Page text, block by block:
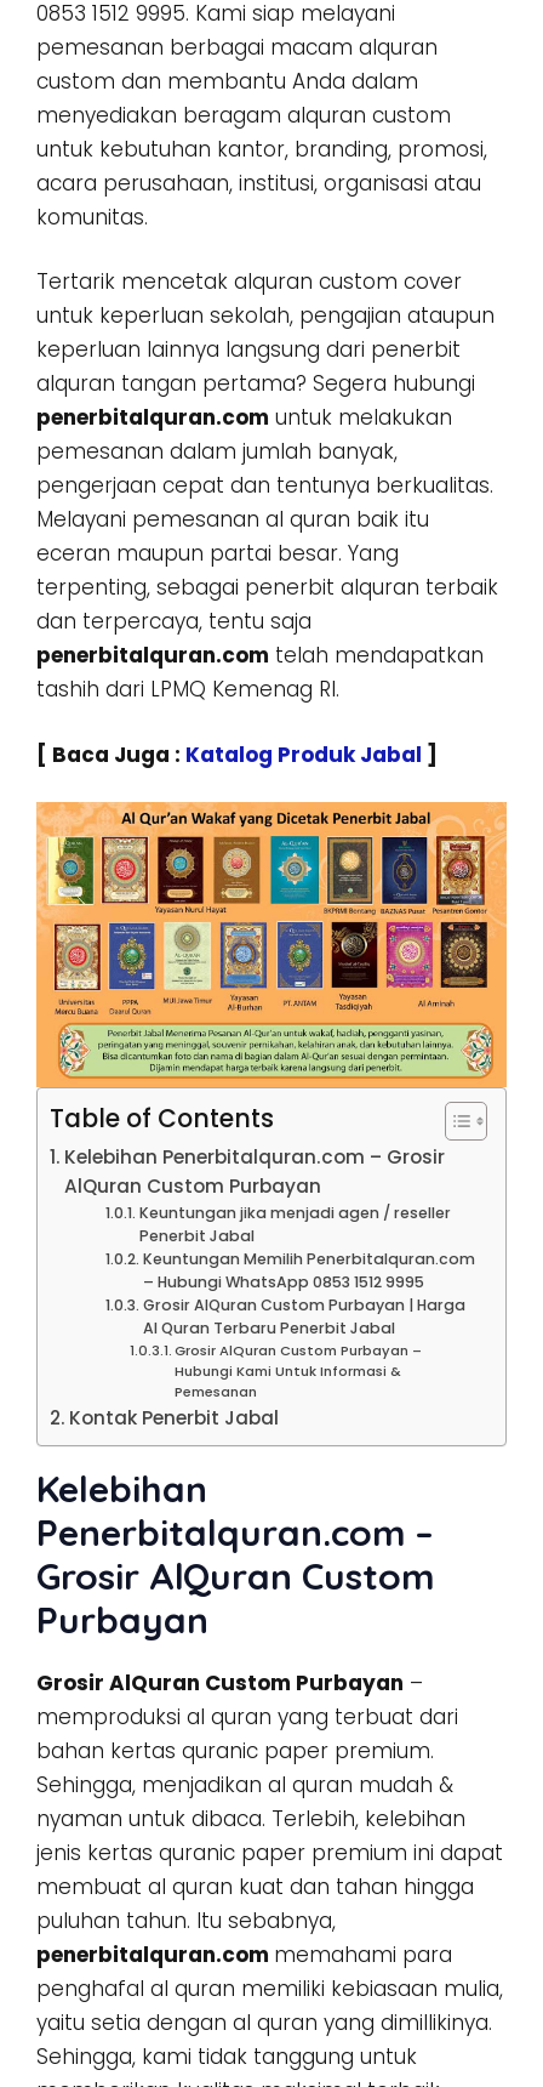
0853 1512 9995. Kami siap melayani
pemesanan berbagai macam alquran
custom dan membantu Anda dalam
menyediakan beragam alquran custom
untuk kebutuhan kantor, branding, promosi,
acara perusahaan, institusi, organisasi atau
komunitas.
Tertarik mencetak alquran custom cover
untuk keperluan sekolah, pengajian ataupun
keperluan lainnya langsung dari penerbit
alquran tangan pertama? Segera hubungi
penerbitalquran.com untuk melakukan
pemesanan dalam jumlah banyak,
pengerjaan cepat dan tentunya berkualitas.
Melayani pemesanan al quran baik itu
eceran maupun partai besar. Yang
terpenting, sebagai penerbit alquran terbaik
dan terpercaya, tentu saja
penerbitalquran.com telah mendapatkan
tashih dari LPMQ Kemenag RI.
[ Baca Juga : Katalog Produk Jabal ]
Table of Contents
Kelebihan Penerbitalquran.com – Grosir
AlQuran Custom Purbayan
Keuntungan jika menjadi agen / reseller
Penerbit Jabal
Keuntungan Memilih Penerbitalquran.com
– Hubungi WhatsApp 0853 1512 9995
Grosir AlQuran Custom Purbayan | Harga
Al Quran Terbaru Penerbit Jabal
Grosir AlQuran Custom Purbayan –
Hubungi Kami Untuk Informasi &
Pemesanan
Kontak Penerbit Jabal
Kelebihan
Penerbitalquran.com –
Grosir AlQuran Custom
Purbayan
Grosir AlQuran Custom Purbayan –
memproduksi al quran yang terbuat dari
bahan kertas quranic paper premium.
Sehingga, menjadikan al quran mudah &
nyaman untuk dibaca. Terlebih, kelebihan
jenis kertas quranic paper premium ini dapat
membuat al quran kuat dan tahan hingga
puluhan tahun. Itu sebabnya,
penerbitalquran.com memahami para
penghafal al quran memiliki kebiasaan mulia,
yaitu setia dengan al quran yang dimillikinya.
Sehingga, kami tidak tanggung untuk